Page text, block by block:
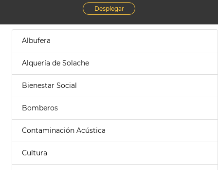
Desplegar
Albufera
Alquería de Solache
Bienestar Social
Bomberos
Contaminación Acústica
Cultura